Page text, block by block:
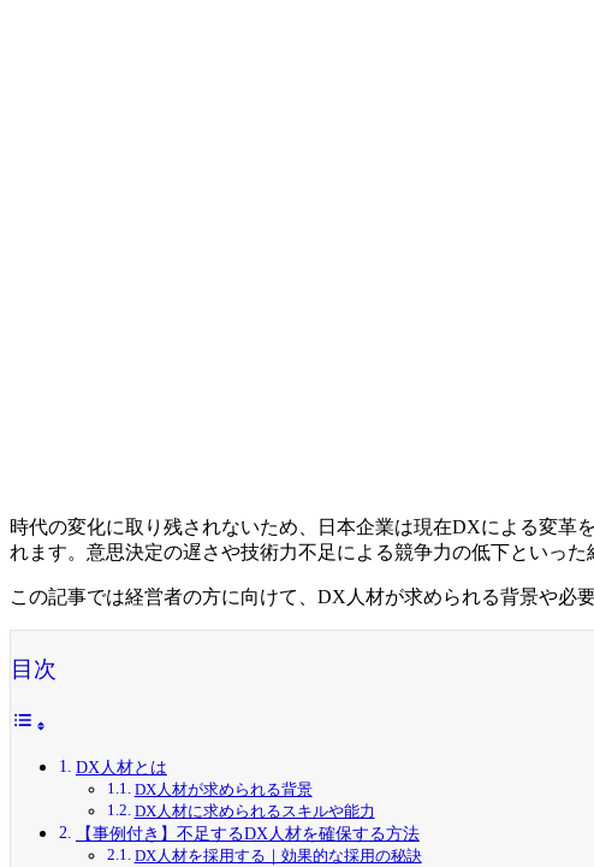
時代の変化に取り残されないため、日本企業は現在DXによる変革
れます。意思決定の遅さや技術力不足による競争力の低下といっ
この記事では経営者の方に向けて、DX人材が求められる背景や必
目次
DX人材とは
DX人材が求められる背景
DX人材に求められるスキルや能力
【事例付き】不足するDX人材を確保する方法
DX人材を採用する｜効果的な採用の秘訣